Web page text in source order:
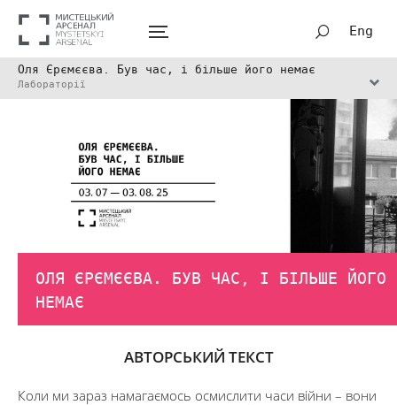
Eng
Оля Єрємєєва. Був час, і більше його немає
Лабораторії
ОЛЯ ЄРЄМЄЄВА. БУВ ЧАС, І БІЛЬШЕ ЙОГО
НЕМАЄ
АВТОРСЬКИЙ ТЕКСТ
Коли ми зараз намагаємось осмислити часи війни – вони